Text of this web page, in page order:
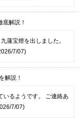
解説！
蓮宝燈を出しました。
7/07)
解説！
いるようです。 ご連絡あ
7/07)